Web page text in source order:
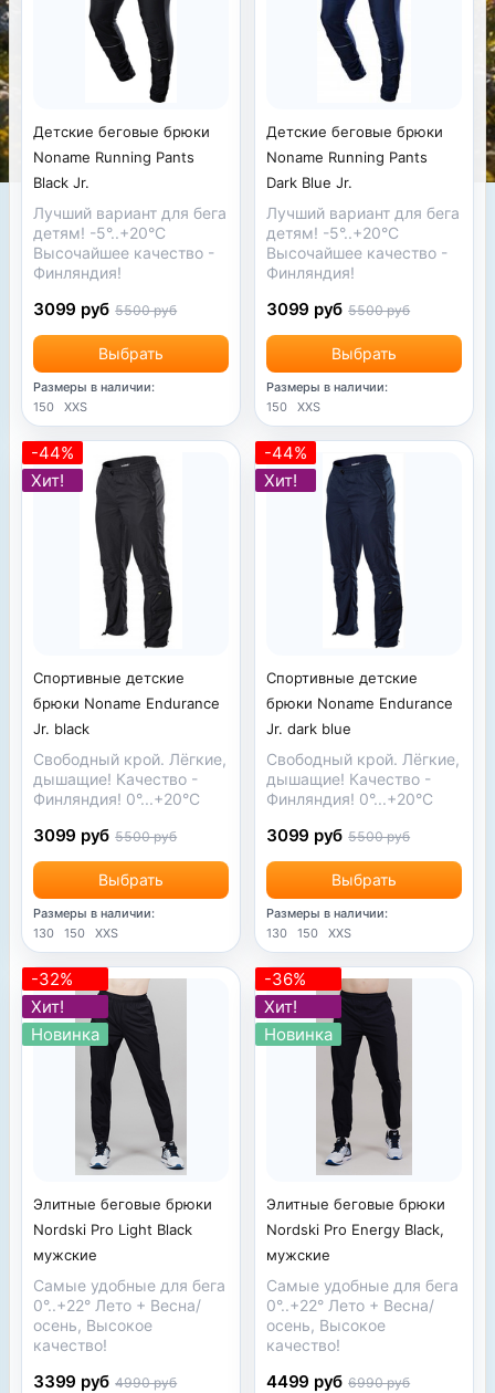
Детские беговые брюки
Noname Running Pants
Black Jr.
Лучший вариант для бега
детям! -5°..+20°C
Высочайшее качество -
Финляндия!
Выбрать
3099 руб 5500 руб
Размеры в наличии:
150
XXS
Детские беговые брюки
Noname Running Pants
Dark Blue Jr.
Лучший вариант для бега
детям! -5°..+20°C
Высочайшее качество -
Финляндия!
Выбрать
3099 руб 5500 руб
Размеры в наличии:
150
XXS
-44%
Хит!
Спортивные детские
брюки Noname Endurance
Jr. black
Свободный крой. Лёгкие,
дышащие! Качество -
Финляндия! 0°...+20°С
Выбрать
3099 руб 5500 руб
Размеры в наличии:
130
150 XXS
-44%
Хит!
Спортивные детские
брюки Noname Endurance
Jr. dark blue
Свободный крой. Лёгкие,
дышащие! Качество -
Финляндия! 0°...+20°С
Выбрать
3099 руб 5500 руб
Размеры в наличии:
130
150 XXS
-32%
Хит!
Новинка
Элитные беговые брюки
Nordski Pro Light Black
мужские
Самые удобные для бега
0°..+22° Лето + Весна/
осень, Высокое
качество!
3399 руб 4990 руб
-36%
Хит!
Новинка
Элитные беговые брюки
Nordski Pro Energy Black,
мужские
Самые удобные для бега
0°..+22° Лето + Весна/
осень, Высокое
качество!
4499 руб 6990 руб